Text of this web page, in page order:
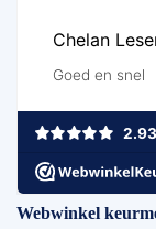
Webwinkel